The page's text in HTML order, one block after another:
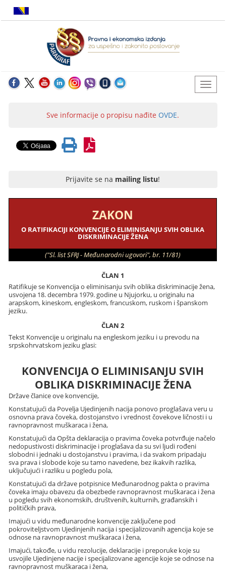
Sve informacije o propisu nađite OVDE.
Prijavite se na mailing listu!
ZAKON
O RATIFIKACIJI KONVENCIJE O ELIMINISANJU SVIH OBLIKA
DISKRIMINACIJE ŽENA
("Sl. list SFRJ - Međunarodni ugovori", br. 11/81)
ČLAN 1
Ratifikuje se Konvencija o eliminisanju svih oblika diskriminacije žena,
usvojena 18. decembra 1979. godine u Njujorku, u originalu na
arapskom, kineskom, engleskom, francuskom, ruskom i španskom
jeziku.
ČLAN 2
Tekst Konvencije u originalu na engleskom jeziku i u prevodu na
srpskohrvatskom jeziku glasi:
KONVENCIJA O ELIMINISANJU SVIH
OBLIKA DISKRIMINACIJE ŽENA
Države članice ove konvencije,
Konstatujući da Povelja Ujedinjenih nacija ponovo proglašava veru u
osnovna prava čoveka, dostojanstvo i vrednost čovekove ličnosti i u
ravnopravnost muškaraca i žena,
Konstatujući da Opšta deklaracija o pravima čoveka potvrđuje načelo
nedopustivosti diskriminacije i proglašava da su svi ljudi rođeni
slobodni i jednaki u dostojanstvu i pravima, i da svakom pripadaju
sva prava i slobode koje su tamo navedene, bez ikakvih razlika,
uključujući i razliku u pogledu pola,
Konstatujući da države potpisnice Međunarodnog pakta o pravima
čoveka imaju obavezu da obezbede ravnopravnost muškaraca i žena
u pogledu svih ekonomskih, društvenih, kulturnih, građanskih i
političkih prava,
Imajući u vidu međunarodne konvencije zaključene pod
pokroviteljstvom Ujedinjenih nacija i specijalizovanih agencija koje se
odnose na ravnopravnost muškaraca i žena,
Imajući, takođe, u vidu rezolucije, deklaracije i preporuke koje su
usvojile Ujedinjene nacije i specijalizovane agencije koje se odnose na
ravnopravnost muškaraca i žena,